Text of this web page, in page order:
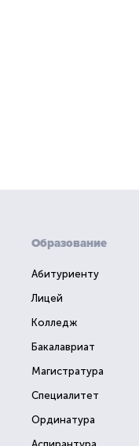
Образование
Абитуриенту
Лицей
Колледж
Бакалавриат
Магистратура
Специалитет
Ординатура